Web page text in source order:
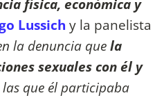
física, económica y
Lussich y la panelista
la denuncia quela
sexuales con él y
las que él participaba